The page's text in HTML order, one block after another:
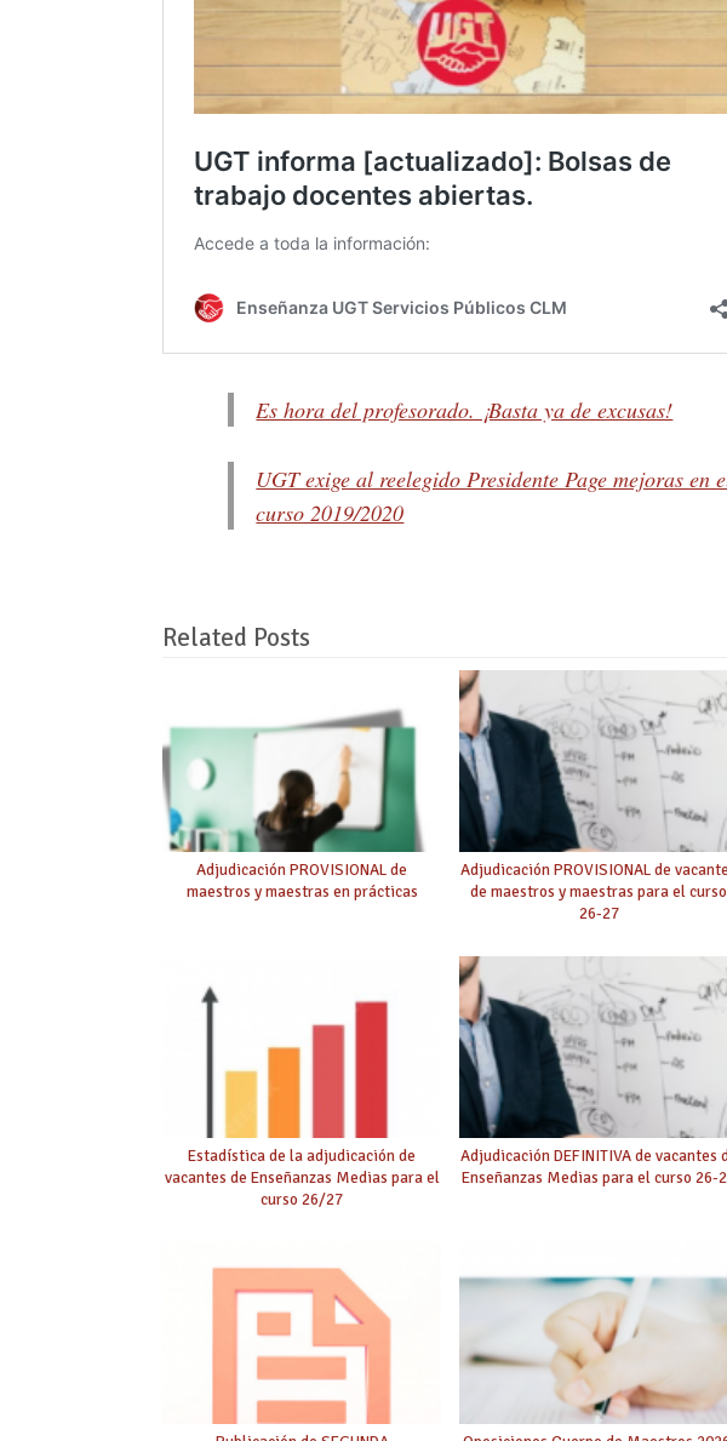
Es hora del profesorado. ¡Basta ya de excusas!
UGT exige al reelegido Presidente Page mejoras en
curso 2019/2020
Related Posts
Adjudicación PROVISIONAL de
maestros y maestras en prácticas
Adjudicación PROVISIONAL de
de maestros y maestras para el curso
26-27
Estadística de la adjudicación de
vacantes de Enseñanzas Medias para el
curso 26/27
Adjudicación DEFINITIVA de vacantes
Enseñanzas Medias para el curso 26-